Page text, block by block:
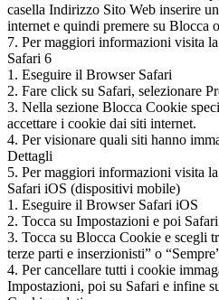
casella Indirizzo Sito Web inserire
internet e quindi premere su Blocca
7. Per maggiori informazioni visita
Safari 6
1. Eseguire il Browser Safari
2. Fare click su Safari, selezionare
3. Nella sezione Blocca Cookie
accettare i cookie dai siti internet.
4. Per visionare quali siti hanno
Dettagli
5. Per maggiori informazioni visita
Safari iOS (dispositivi mobile)
1. Eseguire il Browser Safari iOS
2. Tocca su Impostazioni e poi Safari
3. Tocca su Blocca Cookie e scegli
terze parti e inserzionisti” o
4. Per cancellare tutti i cookie
Impostazioni, poi su Safari e infine